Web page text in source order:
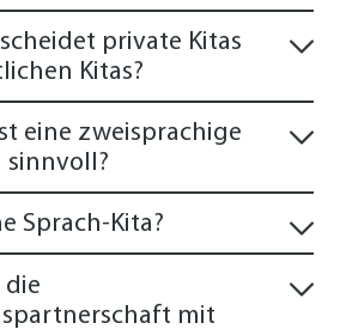
private Kitas
Kitas?
eine zweisprachige
sinnvoll?
Sprach-Kita?
die
mit